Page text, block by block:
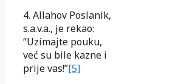
4. Allahov Poslanik,
s.a.v.a., je rekao:
“Uzimajte pouku,
već su bile kazne i
prije vas!”[5]